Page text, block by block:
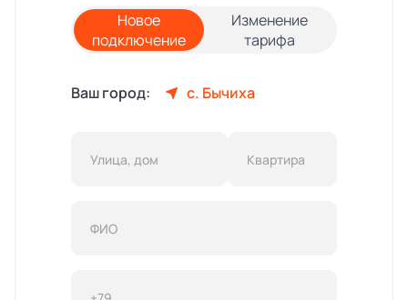
Новое
подключение
Изменение
тарифа
Ваш город: с. Бычиха